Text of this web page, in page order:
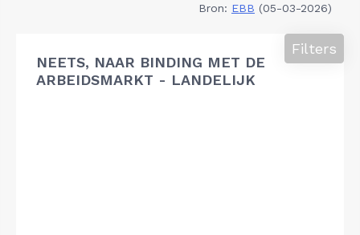
Bron: EBB (05-03-2026)
NEETS, NAAR BINDING MET DE
ARBEIDSMARKT - LANDELIJK
Filters